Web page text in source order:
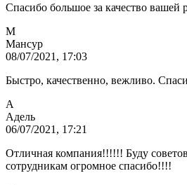
Спасибо большое за качество вашей
М
Мансур
08/07/2021, 17:03
Быстро, качественно, вежливо.
А
Адель
06/07/2021, 17:21
Отличная компания!!!!!! Буду
сотрудникам огромное спасибо!!!!